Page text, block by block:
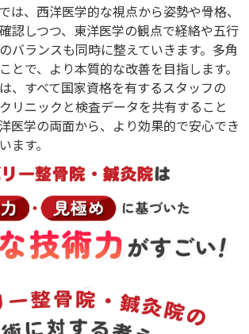
は、西洋医学的な視点から姿勢や骨格、
認しつつ、東洋医学の観点で経絡や五行
バランスも同時に整えていきます。多角
とで、より本質的な改善を目指します。
、すべて国家資格を有するスタッフの
リニックと検査データを共有すること
医学の両面から、より効果的で安心でき
ます。